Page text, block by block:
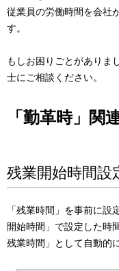
従業員の労働時間を会社
す。
もしお困りごとがありま
士にご相談ください。
「勤革時」関
残業開始時間設
「残業時間」を事前に
開始時間」で設定した時
残業時間」として自動的